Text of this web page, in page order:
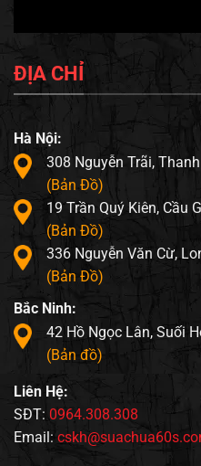
ĐỊA CHỈ
Hà Nội:
308 Nguyễn Trãi,
(Bản Đồ)
19 Trần Quý Kiên, Cầu
(Bản Đồ)
336 Nguyễn Văn Cừ,
(Bản Đồ)
Bắc Ninh:
42 Hồ Ngọc Lân, Suối
(Bản đồ)
Liên Hệ:
SĐT: 0964.308.308
Email: